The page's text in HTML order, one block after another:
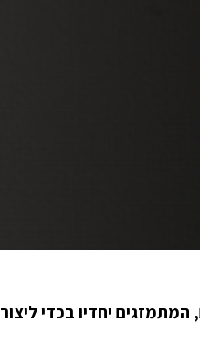
יחדיו בכדי ליצור